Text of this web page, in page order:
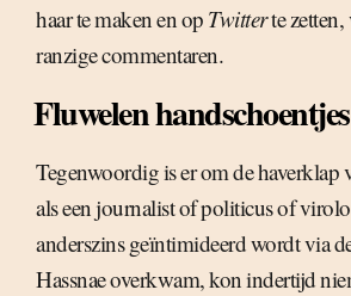
haar te maken en op Twitterte zetten,
ranzige commentaren.
Fluwelen handschoentjes
Tegenwoordig is er om de
als een journalist of politicus of
anderszins geïntimideerd wordt via
Hassnae overkwam, kon indertijd